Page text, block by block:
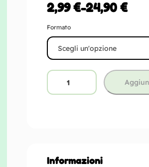
2,99€-24,90€
Formato
Informazioni